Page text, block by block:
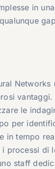
in
Networks
le
per
in tempo
i processi di
staff